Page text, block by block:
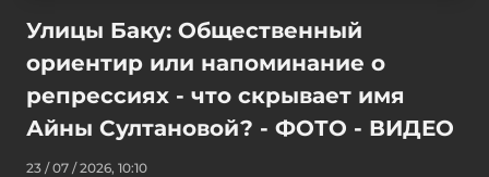
Улицы Баку: Общественный
ориентир или напоминание о
репрессиях - что скрывает имя
Айны Султановой? - ФОТО - ВИДЕО
23 / 07 / 2026, 10:10